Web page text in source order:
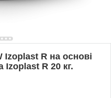
Izoplast R на основі
Izoplast R 20 кг.